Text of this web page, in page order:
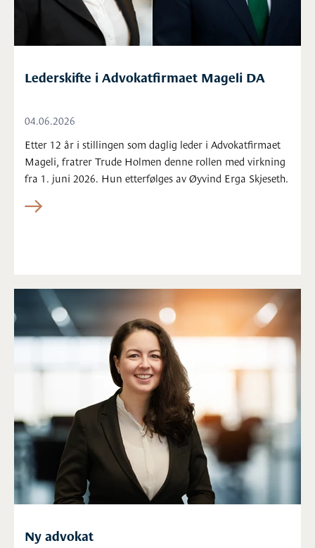
Lederskifte i Advokatfirmaet Mageli DA
04.06.2026
Etter 12 år i stillingen som daglig leder i Advokatfirmaet
Mageli, fratrer Trude Holmen denne rollen med virkning
fra 1. juni 2026. Hun etterfølges av Øyvind Erga Skjeseth.
Ny advokat